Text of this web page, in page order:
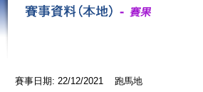
賽事日期: 22/12/2021 跑馬地